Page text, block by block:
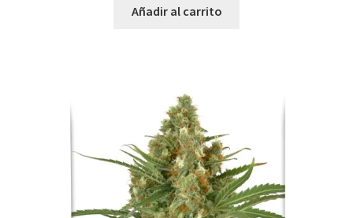
Añadir al carrito